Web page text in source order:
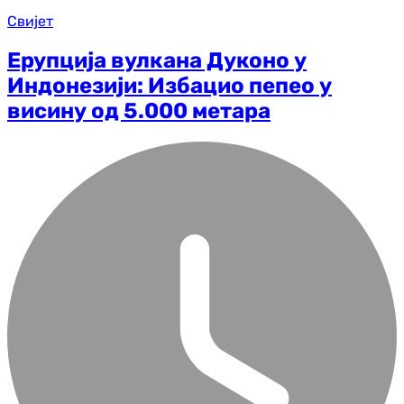
Свијет
Ерупција вулкана Дуконо у
Индонезији: Избацио пепео у
висину од 5.000 метара